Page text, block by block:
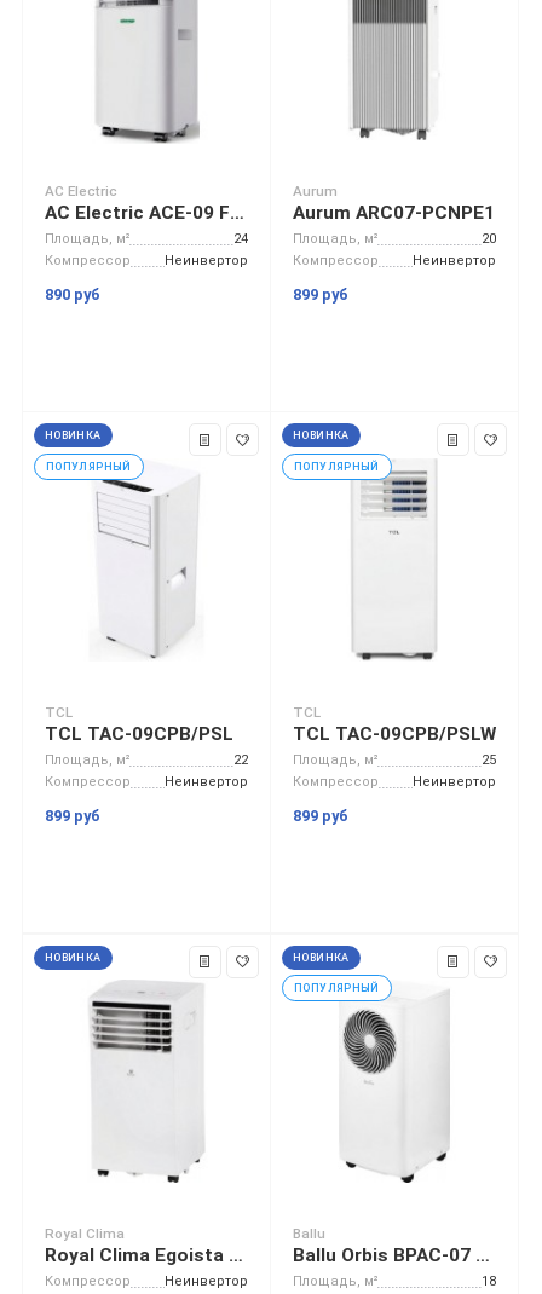
AC Electric
AC Electric ACE-09 FH/N6
Площадь, м²
24
Компрессор
Неинвертор
890 руб
Aurum
Aurum ARC07-PCNPE1
Площадь, м²
20
Компрессор
Неинвертор
899 руб
НОВИНКА
ПОПУЛЯРНЫЙ
TCL
TCL TAC-09CPB/PSL
Площадь, м²
22
Компрессор
Неинвертор
899 руб
НОВИНКА
ПОПУЛЯРНЫЙ
TCL
TCL TAC-09CPB/PSLW
Площадь, м²
25
Компрессор
Неинвертор
899 руб
НОВИНКА
Royal Clima
Royal Clima Egoista RM-EG17CH-E
Компрессор
Неинвертор
НОВИНКА
ПОПУЛЯРНЫЙ
Ballu
Ballu Orbis BPAC-07 OR/N6
Площадь, м²
18